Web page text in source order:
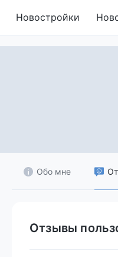
Новостройки
Обо мне
Отзывы